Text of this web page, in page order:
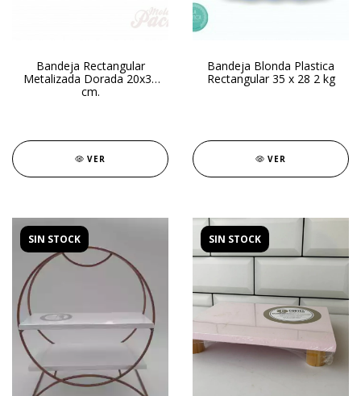
Bandeja Rectangular
Metalizada Dorada 20x30
cm.
VER
Bandeja Blonda Plastica
Rectangular 35 x 28 2 kg
VER
SIN STOCK SIN STOCK